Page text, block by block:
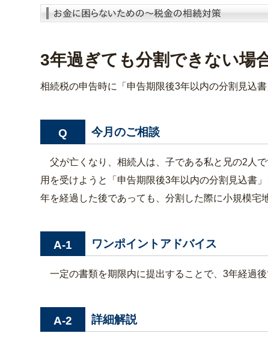
3年過ぎても分割できない場
相続税の申告時に「申告期限後3年以内の分割見込
Q 今月のご相談
父が亡くなり、相続人は、子である私と兄の2人
用を受けようと「申告期限後3年以内の分割見込書
年を経過した後であっても、分割した際に小規模宅
A-1 ワンポイントアドバイス
一定の書類を期限内に提出することで、3年経過
A-2 詳細解説